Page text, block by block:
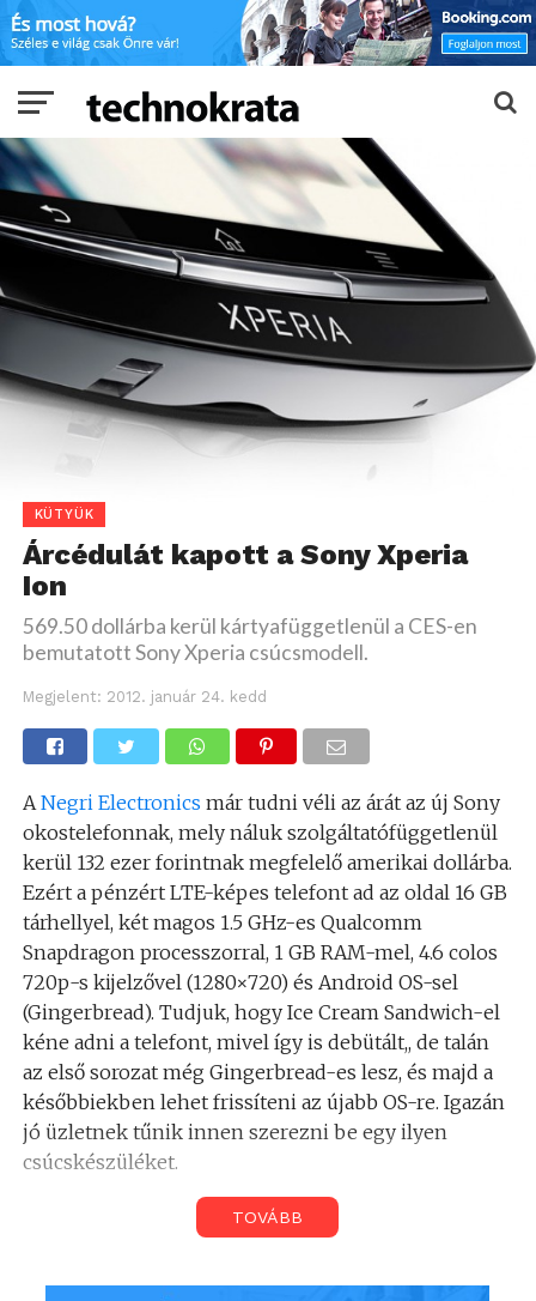
KÜTYÜK
Árcédulát kapott a Sony Xperia
Ion
569.50 dollárba kerül kártyafüggetlenül a CES-en
bemutatott Sony Xperia csúcsmodell.
Megjelent: 2012. január 24. kedd
ANegri Electronics már tudni véli az árát az új Sony
okostelefonnak, mely náluk szolgáltatófüggetlenül
kerül 132 ezer forintnak megfelelő amerikai dollárba.
Ezért a pénzért LTE-képes telefont ad az oldal 16 GB
tárhellyel, két magos 1.5 GHz-es Qualcomm
Snapdragon processzorral, 1 GB RAM-mel, 4.6 colos
720p-s kijelzővel (1280×720) és Android OS-sel
(Gingerbread). Tudjuk, hogy Ice Cream Sandwich-el
kéne adni a telefont, mivel így is debütált,, de talán
az első sorozat még Gingerbread-es lesz, és majd a
későbbiekben lehet frissíteni az újabb OS-re. Igazán
jó üzletnek tűnik innen szerezni be egy ilyen
csúcskészüléket.
TOVÁBB